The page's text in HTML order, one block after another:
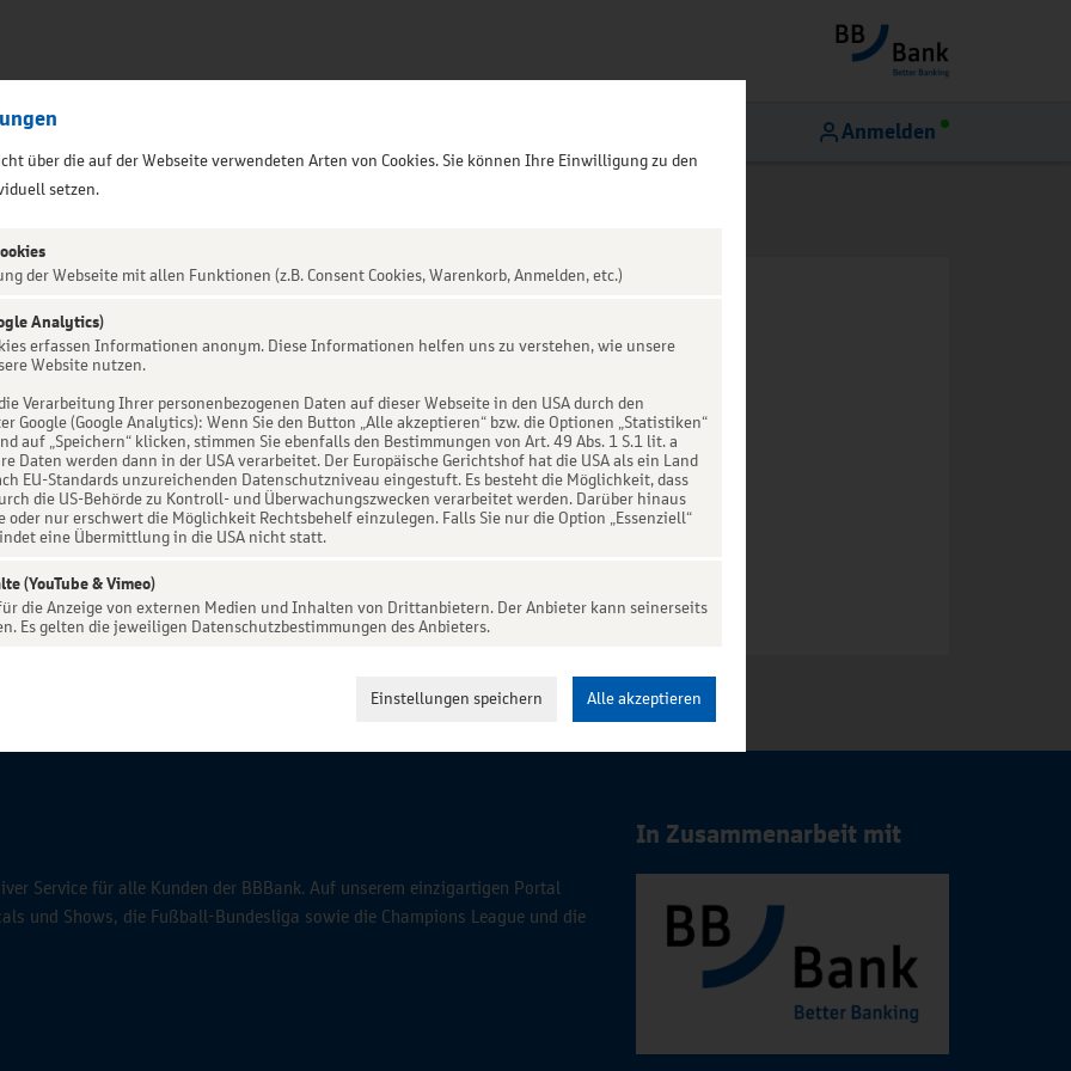
Anmelden
NICHT GEFUNDEN
Service für alle Kunden der BBBank. Auf unserem einzigartigen Portal
und Shows, die Fußball-Bundesliga sowie die Champions League und die
In Zusammenarbeit mit
über die auf der Webseite verwendeten Arten von Cookies. Sie können Ihre Einwilligung zu den
setzen.
der Webseite mit allen Funktionen (z.B. Consent Cookies, Warenkorb, Anmelden, etc.)
Analytics)
erfassen Informationen anonym. Diese Informationen helfen uns zu verstehen, wie unsere
Website nutzen.
Verarbeitung Ihrer personenbezogenen Daten auf dieser Webseite in den USA durch den
Google (Google Analytics): Wenn Sie den Button „Alle akzeptieren“ bzw. die Optionen „Statistiken“
auf „Speichern“ klicken, stimmen Sie ebenfalls den Bestimmungen von Art. 49 Abs. 1 S.1 lit. a
Daten werden dann in der USA verarbeitet. Der Europäische Gerichtshof hat die USA als ein Land
EU-Standards unzureichenden Datenschutzniveau eingestuft. Es besteht die Möglichkeit, dass
die US-Behörde zu Kontroll- und Überwachungszwecken verarbeitet werden. Darüber hinaus
oder nur erschwert die Möglichkeit Rechtsbehelf einzulegen. Falls Sie nur die Option „Essenziell“
eine Übermittlung in die USA nicht statt.
(YouTube & Vimeo)
die Anzeige von externen Medien und Inhalten von Drittanbietern. Der Anbieter kann seinerseits
Es gelten die jeweiligen Datenschutzbestimmungen des Anbieters.
Einstellungen speichern Alle akzeptieren